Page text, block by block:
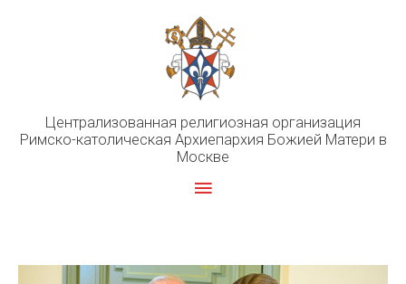
Централизованная религиозная организация
Римско-католическая Архиепархия Божией Матери в
Москве
Главное